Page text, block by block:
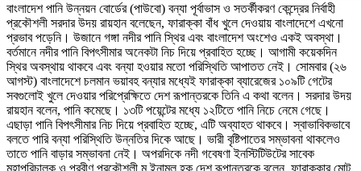
বাংলাদেশ পানি উন্নয়ন বোর্ডের (পাউবো) বন্যা পূর্বাভাস ও সতর্কীকরণ কেন্দ্রের নির্বাহী
প্রকৌশলী সরদার উদয় রায়হান বলেছেন, ফারাক্কা বাঁধ খুলে দেওয়ায় বাংলাদেশে এখনো
প্রভাব পড়েনি। উজানে গঙ্গা নদীর পানি স্থির এবং বাংলাদেশ অংশেও একই অবস্থা।
বর্তমানে নদীর পানি বিপৎসীমার অনেকটা নিচ দিয়ে প্রবাহিত হচ্ছে। আগামী কয়েকদিন
স্থির অবস্থায় থাকবে এবং বন্যা হওয়ার মতো পরিস্থিতি আপাতত নেই। সোমবার (২৬
আগস্ট) বাংলাদেশে চলমান ভয়াবহ বন্যার মধ্যেই ফারাক্কা ব্যারেজের ১০৯টি গেটের
সবগুলোই খুলে দেওয়ার পরিপ্রেক্ষিতে দেশ রূপান্তরকে তিনি এ কথা বলেন। সরদার উদয়
রায়হান বলেন, পানি কমেছে। ১৩টি পয়েন্টের মধ্যে ১২টিতে পানি নিচে নেমে গেছে।
এছাড়া পানি বিপৎসীমার নিচ দিয়ে প্রবাহিত হচ্ছে, এটি অব্যাহত থাকবে। স্বাভাবিকভাবে
বলতে পারি বন্যা পরিস্থিতি উন্নতির দিকে আছে। ভারী বৃষ্টিপাতের সম্ভাবনা থাকলেও
তাতে পানি বাড়ার সম্ভাবনা নেই। অপরদিকে নদী গবেষণা ইনস্টিটিউটের সাবেক
মহাপরিচালক ও প্রবীণ প্রকৌশলী ম ইনামুল হক দেশ রূপান্তরকে বলেন, ফারাক্কার মোট